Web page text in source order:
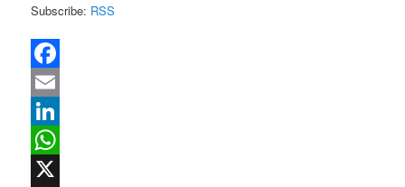
Subscribe: RSS
Facebook
Email
LinkedIn
WhatsApp